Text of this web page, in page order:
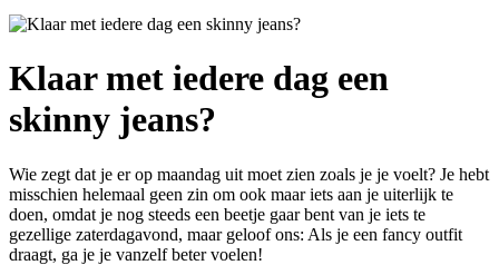
Klaar met iedere dag een
skinny jeans?
Wie zegt dat je er op maandag uit moet zien zoals je je voelt? Je hebt
misschien helemaal geen zin om ook maar iets aan je uiterlijk te
doen, omdat je nog steeds een beetje gaar bent van je iets te
gezellige zaterdagavond, maar geloof ons: Als je een fancy outfit
draagt, ga je je vanzelf beter voelen!